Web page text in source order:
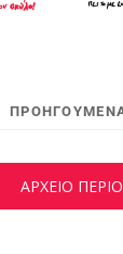
ΑΡΧΕΙΟ